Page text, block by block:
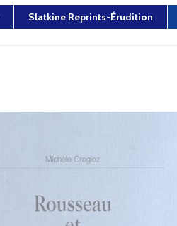
Slatkine Reprints-Érudition